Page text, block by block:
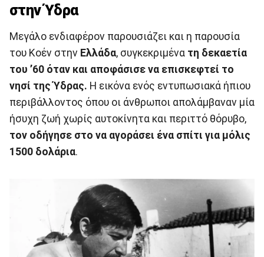
στην Ύδρα
Μεγάλο ενδιαφέρον παρουσιάζει και η παρουσία
του Κοέν στην Ελλάδα, συγκεκριμένα τη δεκαετία
του ’60 όταν και αποφάσισε να επισκεφτεί το
νησί της Ύδρας. Η εικόνα ενός εντυπωσιακά ήπιου
περιβάλλοντος όπου οι άνθρωποι απολάμβαναν μία
ήσυχη ζωή χωρίς αυτοκίνητα και περιττό θόρυβο,
τον οδήγησε στο να αγοράσει ένα σπίτι για μόλις
1500 δολάρια.